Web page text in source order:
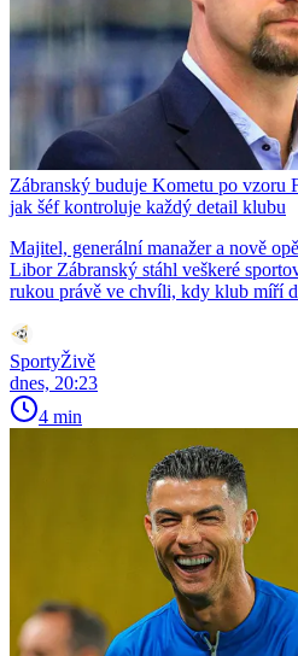
Zábranský buduje Kometu po vzoru
jak šéf kontroluje každý detail klubu
Majitel, generální manažer a nově
Libor Zábranský stáhl veškeré
rukou právě ve chvíli, kdy klub míří
SportyŽivě
dnes, 20:23
4 min